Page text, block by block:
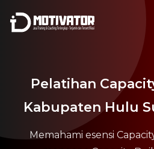
Pelatihan
Kabupaten Hulu
Memahami esensi